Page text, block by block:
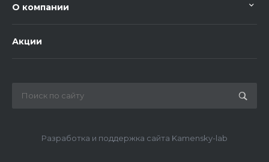
О компании
Акции
Разработка и поддержка сайта Kamensky-lab